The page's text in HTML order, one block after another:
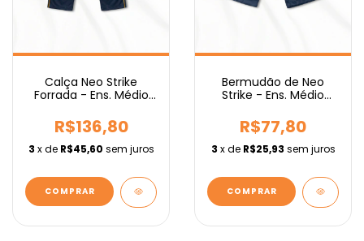
Calça Neo Strike
Forrada - Ens. Médio
R$136,80
3 x de R$45,60 sem juros
COMPRAR
Bermudão de Neo
Strike - Ens. Médio
R$77,80
3 x de R$25,93 sem juros
COMPRAR